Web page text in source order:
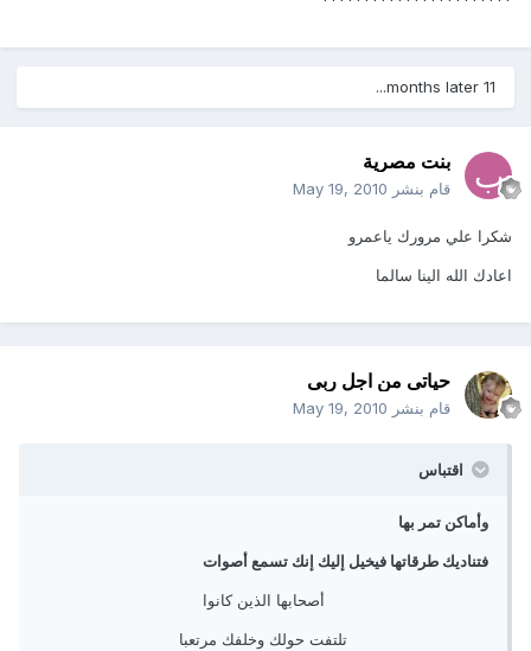
11 months later...
بنت مصرية
قام بنشر May 19, 2010
شكرا علي مرورك ياعمرو
اعادك الله الينا سالما
حياتى من اجل ربى
قام بنشر May 19, 2010
اقتباس
وأماكن تمر بها
فتناديك طرقاتها فيخيل إليك إنك تسمع أصوات
أصحابها الذين كانوا
تلتفت حولك وخلفك مرتعبا